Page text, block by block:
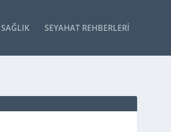
SAĞLIK SEYAHAT REHBERLERI